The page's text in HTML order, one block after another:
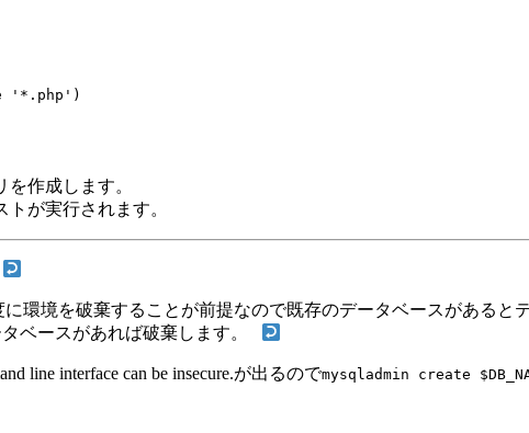
を作成します。
トが実行されます。
に環境を破棄することが前提なので既存のデータベースがある
タベースがあれば破棄します。
line interface can be insecure.が出るのでmysqladmin create